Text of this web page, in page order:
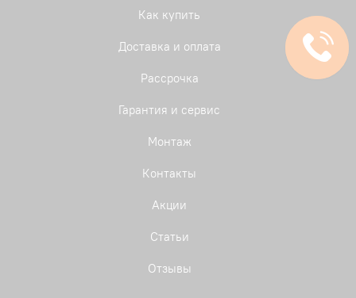
Как купить
Доставка и оплата
Рассрочка
Гарантия и сервис
Монтаж
Контакты
Акции
Статьи
Отзывы